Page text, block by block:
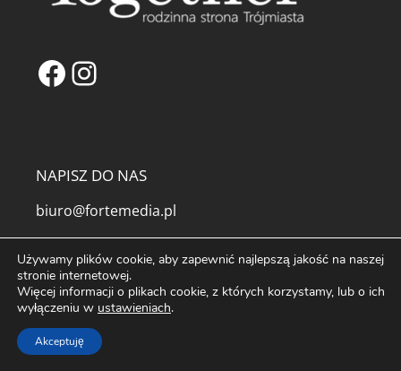
Facebook
Instagram
NAPISZ DO NAS
biuro@fortemedia.pl
O Nas
Kontakt
Reklama na Portalu Together
Partnerzy
Najpopularniejsze artykuły
Tagi
Używamy plików cookie, aby zapewnić najlepszą jakość na naszej
stronie internetowej.
Więcej informacji o plikach cookie, z których korzystamy, lub o ich
wyłączeniu w ustawieniach.
Akceptuję